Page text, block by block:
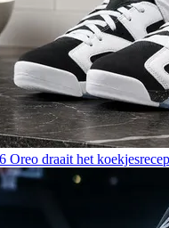
Oreo draait het